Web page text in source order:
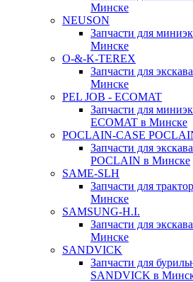
Минске
NEUSON
Запчасти для
Минске
O-&-K-TEREX
Запчасти для
Минске
PEL JOB - ECOMAT
Запчасти для
ECOMAT в Минске
POCLAIN-CASE
Запчасти для
POCLAIN в Минске
SAME-SLH
Запчасти для
Минске
SAMSUNG-H.I.
Запчасти для
Минске
SANDVICK
Запчасти для
SANDVICK в